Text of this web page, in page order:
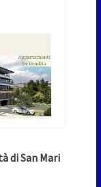
di San Mari